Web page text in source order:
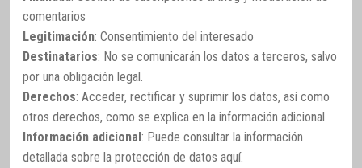
comentarios
Legitimación: Consentimiento del interesado
Destinatarios: No se comunicarán los datos a terceros, salvo
por una obligación legal.
Derechos: Acceder, rectificar y suprimir los datos, así como
otros derechos, como se explica en la información adicional.
Información adicional : Puede consultar la información
detallada sobre la protección de datos aquí.